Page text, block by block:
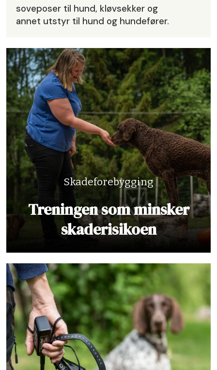
soveposer til hund, kløvsekker og
annet utstyr til hund og hundefører.
Skadeforebygging
Treningen som minsker
skaderisikoen